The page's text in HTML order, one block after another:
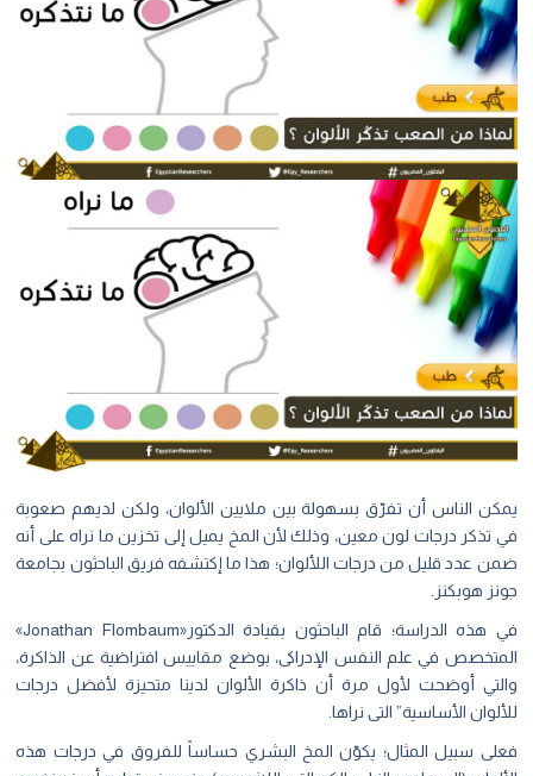
يمكن الناس أن تفرّق بسهولة بين ملايين الألوان، ولكن لديهم صعوبة
في تذكر درجات لون معين، وذلك لأن المخ يميل إلى تخزين ما نراه على أنه
ضمن عدد قليل من درجات اللألوان؛ هذا ما إكتشفه فريق الباحثون بجامعة
جونز هوبكنز.
في هذه الدراسة؛ قام الباحثون بقيادة الدكتور«Jonathan Flombaum»
المتخصص في علم النفس الإدراكى، بوضع مقاييس افتراضية عن الذاكرة،
والتي أوضحت لأول مرة أن ذاكرة الألوان لدينا متحيزة لأفضل درجات
للألوان الأساسية” التى نراها.
فعلى سبيل المثال؛ يكوّن المخ البشري حساساً للفروق في درجات هذه